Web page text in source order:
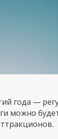
года —
можно